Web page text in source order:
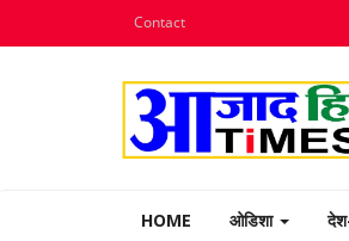
Contact
HOME ओडिशा